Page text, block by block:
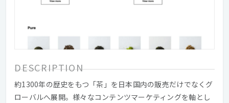
DESCRIPTION
約1300年の歴史をもつ「茶」を日本国内の販売だけでなくグ
ローバルへ展開。様々なコンテンツマーケティングを軸とし